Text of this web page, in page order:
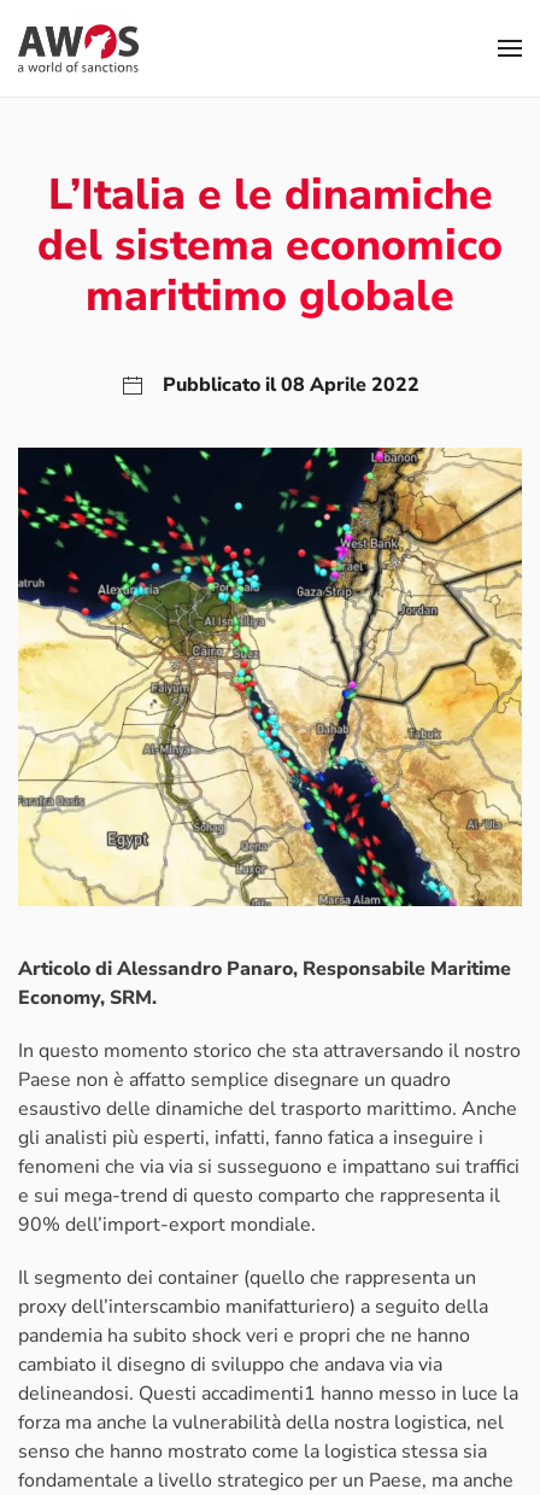
Skip to main content
L’Italia e le dinamiche
del sistema economico
marittimo globale
Pubblicato il 08 Aprile 2022
Articolo di Alessandro Panaro, Responsabile Maritime
Economy, SRM.
In questo momento storico che sta attraversando il nostro
Paese non è affatto semplice disegnare un quadro
esaustivo delle dinamiche del trasporto marittimo. Anche
gli analisti più esperti, infatti, fanno fatica a inseguire i
fenomeni che via via si susseguono e impattano sui traffici
e sui mega-trend di questo comparto che rappresenta il
90% dell’import-export mondiale.
Il segmento dei container (quello che rappresenta un
proxy dell’interscambio manifatturiero) a seguito della
pandemia ha subito shock veri e propri che ne hanno
cambiato il disegno di sviluppo che andava via via
delineandosi. Questi accadimenti1 hanno messo in luce la
forza ma anche la vulnerabilità della nostra logistica, nel
senso che hanno mostrato come la logistica stessa sia
fondamentale a livello strategico per un Paese, ma anche